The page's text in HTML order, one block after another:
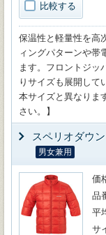
比較する
保温性と軽量性を高
ィングパターンや帯
ます。フロントジッ
りサイズも展開して
本サイズと異なりま
さい。】
スペリオダウ
男女兼用
価
品
平
サ